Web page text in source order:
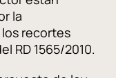
la
recortes
RD 1565/2010.